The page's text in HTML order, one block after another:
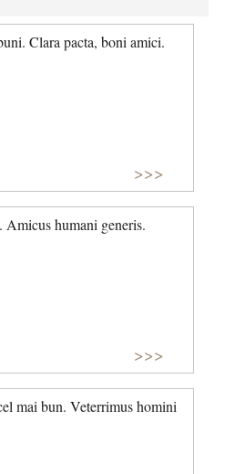
Clara pacta, boni amici.
>>>
Amicus humani generis.
>>>
mai bun. Veterrimus homini